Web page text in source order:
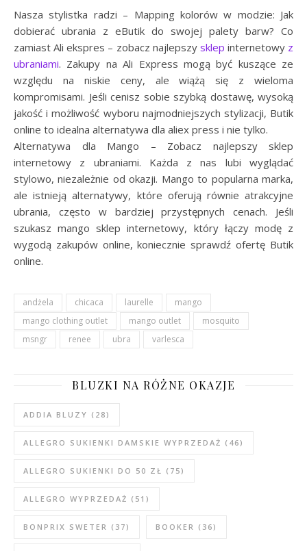
Nasza stylistka radzi – Mapping kolorów w modzie: Jak
dobierać ubrania z eButik do swojej palety barw? Co
zamiast Ali ekspres – zobacz najlepszy sklep internetowy z
ubraniami. Zakupy na Ali Express mogą być kuszące ze
względu na niskie ceny, ale wiążą się z wieloma
kompromisami. Jeśli cenisz sobie szybką dostawę, wysoką
jakość i możliwość wyboru najmodniejszych stylizacji, Butik
online to idealna alternatywa dla aliex press i nie tylko.
Alternatywa dla Mango – Zobacz najlepszy sklep
internetowy z ubraniami. Każda z nas lubi wyglądać
stylowo, niezależnie od okazji. Mango to popularna marka,
ale istnieją alternatywy, które oferują równie atrakcyjne
ubrania, często w bardziej przystępnych cenach. Jeśli
szukasz mango sklep internetowy, który łączy modę z
wygodą zakupów online, koniecznie sprawdź ofertę Butik
online.
andżela chicaca laurelle
mango
mango clothing outlet
mango outlet
mosquito
msngr
renee ubra varlesca
BLUZKI NA RÓŻNE OKAZJE
ADDIA BLUZY (28)
ALLEGRO SUKIENKI DAMSKIE WYPRZEDAŻ (46)
ALLEGRO SUKIENKI DO 50 ZŁ (75)
ALLEGRO WYPRZEDAŻ (51)
BONPRIX SWETER (37) BOOKER (36)